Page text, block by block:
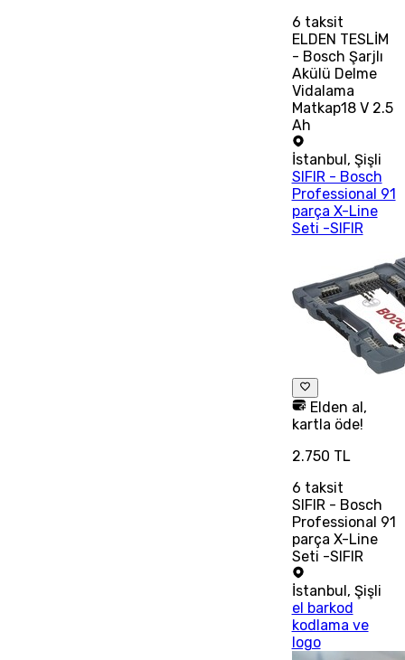
6 taksit
ELDEN TESLİM
- Bosch Şarjlı
Akülü Delme
Vidalama
Matkap18 V 2.5
Ah
İstanbul, Şişli
SIFIR - Bosch
Professional 91
parça X-Line
Seti -SIFIR
Elden al,
kartla öde!
2.750 TL
6 taksit
SIFIR - Bosch
Professional 91
parça X-Line
Seti -SIFIR
İstanbul, Şişli
el barkod
kodlama ve
logo